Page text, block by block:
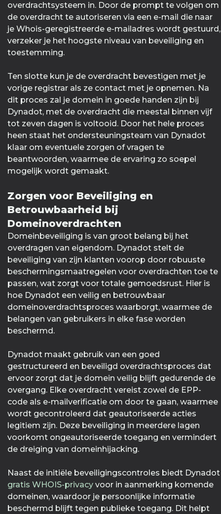
overdrachtsysteem in. Door de prompt te volgen om
de overdracht te autoriseren via een e-mail die naar
je Whois-geregistreerde e-mailadres wordt gestuurd,
verzeker je het hoogste niveau van beveiliging en
toestemming.
Ten slotte kun je de overdracht bevestigen met je
vorige registrar als ze contact met je opnemen. Na
dit proces zal je domein in goede handen zijn bij
Dynadot, met de overdracht die meestal binnen vijf
tot zeven dagen is voltooid. Door het hele proces
heen staat het ondersteuningsteam van Dynadot
klaar om eventuele zorgen of vragen te
beantwoorden, waarmee de ervaring zo soepel
mogelijk wordt gemaakt.
Zorgen voor Beveiliging en
Betrouwbaarheid bij
Domeinoverdrachten
Domeinbeveiliging is van groot belang bij het
overdragen van eigendom. Dynadot stelt de
beveiliging van zijn klanten voorop door robuuste
beschermingsmaatregelen voor overdrachten toe te
passen, wat zorgt voor totale gemoedsrust. Hier is
hoe Dynadot een veilig en betrouwbaar
domeinoverdrachtsproces waarborgt, waarmee de
belangen van gebruikers in elke fase worden
beschermd.
Dynadot maakt gebruik van een goed
gestructureerd en beveiligd overdrachtsproces dat
ervoor zorgt dat je domein veilig blijft gedurende de
overgang. Elke overdracht vereist zowel de EPP-
code als e-mailverificatie om door te gaan, waarmee
wordt gecontroleerd dat geautoriseerde acties
legitiem zijn. Deze beveiliging in meerdere lagen
voorkomt ongeautoriseerde toegang en vermindert
de dreiging van domeinhijacking.
Naast de initiële beveiligingscontroles biedt Dynadot
gratis WHOIS-privacy voor in aanmerking komende
domeinen, waardoor je persoonlijke informatie
beschermd blijft tegen publieke toegang. Dit helpt